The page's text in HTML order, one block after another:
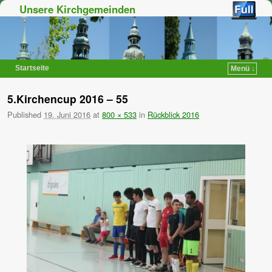
Unsere Kirchgemeinden
Startseite
Menü ↓
5.Kirchencup 2016 – 55
Published 19. Juni 2016 at 800 × 533 in Rückblick 2016